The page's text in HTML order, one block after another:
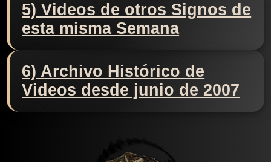
5) Videos de otros Signos de
esta misma Semana
6) Archivo Histórico de
Videos desde junio de 2007